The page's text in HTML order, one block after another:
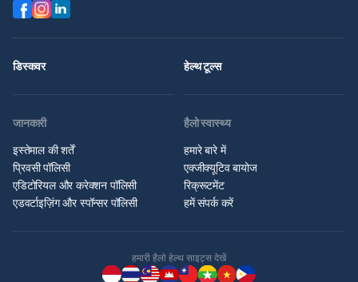
डिस्कवर हेल्थ टूल्स
जानकारी
इस्तेमाल की शर्तें
प्रिवसी पॉलिसी
एडिटोरियल और करेक्शन पॉलिसी
एडवर्टाइज़िंग और स्पॉन्सर पॉलिसी
हैलो स्वास्थ्य
हमारे बारे में
एक्जीक्यूटिव बायोज
रिक्रूटमेंट
हमें संपर्क करें
हमारी हैलो हेल्थ साइट्स देखें